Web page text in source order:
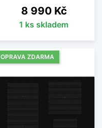
Cena
8 990 Kč
1 ks skladem
ZDARMA